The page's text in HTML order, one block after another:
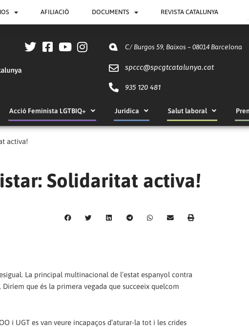
AFILIACIÓ DOCUMENTS REVISTA CATALUNYA
C/ Burgos 59, Baixos – 08014 Barcelona
spccc@spcgtcatalunya.cat
935 120 481
Acció Feminista LGTBIQ+ Jurídica Salut laboral
activa!
Solidaritat activa!
La principal multinacional de l’estat espanyol contra
que és la primera vegada que succeeix quelcom
i UGT es van veure incapaços d’aturar-la tot i les crides